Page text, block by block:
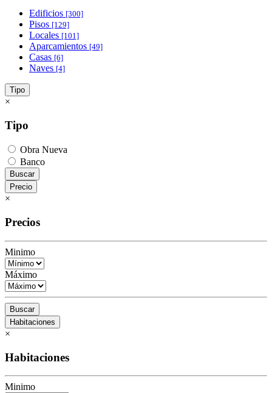
Edificios [300]
Pisos [129]
Locales [101]
Aparcamientos [49]
Casas [6]
Naves [4]
Tipo
×
Tipo
Obra Nueva
Banco
Buscar
Precio
×
Precios
Minimo
Máximo
Buscar
Habitaciones
×
Habitaciones
Minimo